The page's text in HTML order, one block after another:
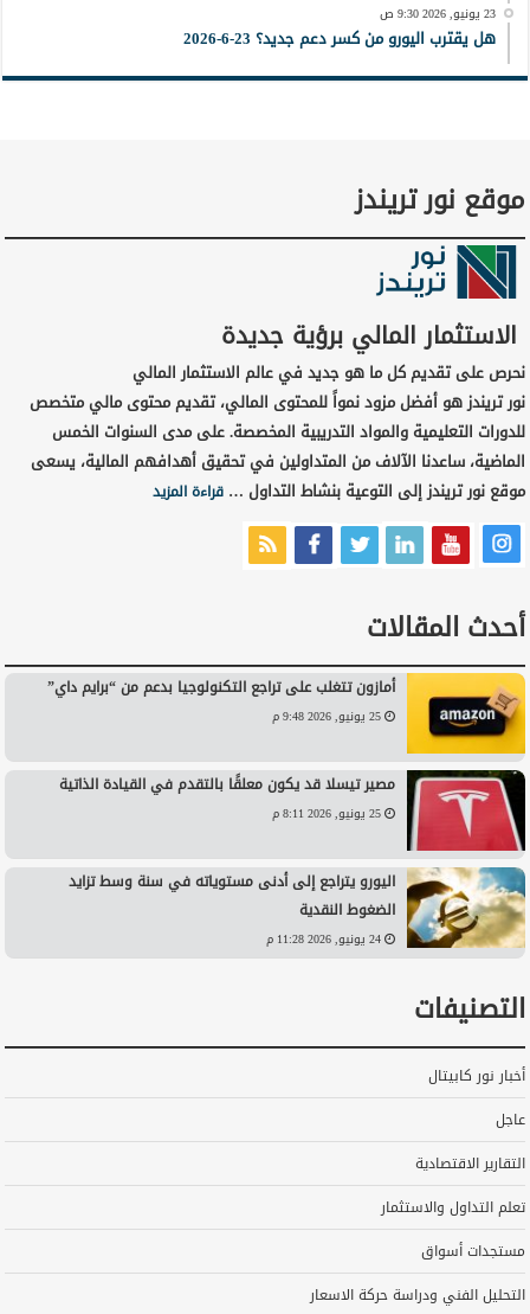
23 يونيو, 2026 9:30 ص
هل يقترب اليورو من كسر دعم جديد؟ 23-6-2026
موقع نور تريندز
الاستثمار المالي برؤية جديدة
نحرص على تقديم كل ما هو جديد في عالم الاستثمار المالي
نور تريندز هو أفضل مزود نمواً للمحتوى المالي، تقديم محتوى مالي متخصص
للدورات التعليمية والمواد التدريبية المخصصة. على مدى السنوات الخمس
الماضية، ساعدنا الآلاف من المتداولين في تحقيق أهدافهم المالية، يسعى
موقع نور تريندز إلى التوعية بنشاط التداول …قراءة المزيد
أحدث المقالات
أمازون تتغلب على تراجع التكنولوجيا بدعم من “برايم داي”
25 يونيو, 2026 9:48 م
مصير تيسلا قد يكون معلقًا بالتقدم في القيادة الذاتية
25 يونيو, 2026 8:11 م
اليورو يتراجع إلى أدنى مستوياته في سنة وسط تزايد
الضغوط النقدية
24 يونيو, 2026 11:28 م
التصنيفات
أخبار نور كابيتال
عاجل
التقارير الاقتصادية
تعلم التداول والاستثمار
مستجدات أسواق
التحليل الفني ودراسة حركة الاسعار